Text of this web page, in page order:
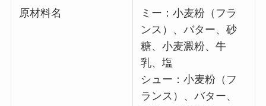
原材料名
ミー：小麦粉（フラ
ンス）、バター、砂
糖、小麦澱粉、牛
乳、塩
シュー：小麦粉（フ
ランス）、バター、